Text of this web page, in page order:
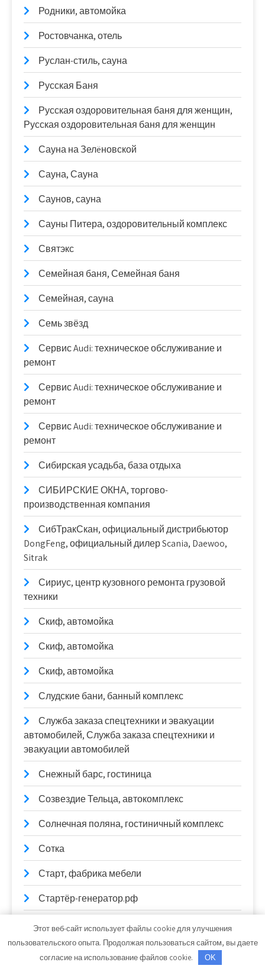
Родники, автомойка
Ростовчанка, отель
Руслан-стиль, сауна
Русская Баня
Русская оздоровительная баня для женщин,
Русская оздоровительная баня для женщин
Сауна на Зелëновской
Сауна, Сауна
Саунов, сауна
Сауны Питера, оздоровительный комплекс
Святэкс
Семейная баня, Семейная баня
Семейная, сауна
Семь звёзд
Сервис Audi: техническое обслуживание и
ремонт
Сервис Audi: техническое обслуживание и
ремонт
Сервис Audi: техническое обслуживание и
ремонт
Сибирская усадьба, база отдыха
СИБИРСКИЕ ОКНА, торгово-
производственная компания
СибТракСкан, официальный дистрибьютор
DongFeng, официальный дилер Scania, Daewoo,
Sitrak
Сириус, центр кузовного ремонта грузовой
техники
Скиф, автомойка
Скиф, автомойка
Скиф, автомойка
Слудские бани, банный комплекс
Служба заказа спецтехники и эвакуации
автомобилей, Служба заказа спецтехники и
эвакуации автомобилей
Снежный барс, гостиница
Созвездие Тельца, автокомплекс
Солнечная поляна, гостиничный комплекс
Сотка
Старт, фабрика мебели
Стартёр-генератор.рф
Старый двор, гостинично-ресторанный
СТО
Этот веб-сайт использует файлы cookie для улучшения
пользовательского опыта. Продолжая пользоваться сайтом, вы даете
согласие на использование файлов cookie.
OK